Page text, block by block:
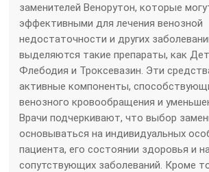
заменителей Венорутон, которые
эффективными для лечения венозной
недостаточности и других
выделяются такие препараты, как
Флебодия и Троксевазин. Эти
активные компоненты,
венозного кровообращения и
Врачи подчеркивают, что выбор
основываться на индивидуальных
пациента, его состоянии здоровья и
сопутствующих заболеваний. Кроме